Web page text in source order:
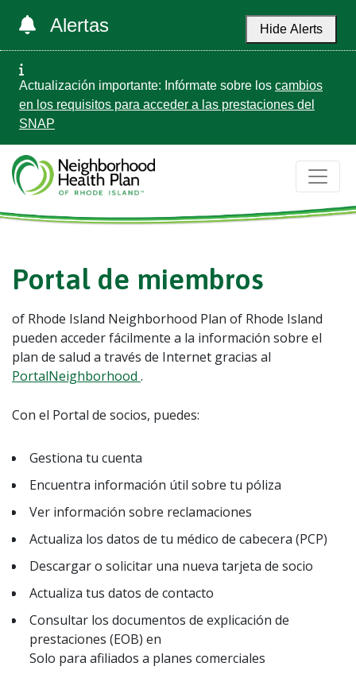
Alertas Hide Alerts
Actualización importante: Infórmate sobre los cambios
en los requisitos para acceder a las prestaciones del
SNAP
Portal de miembros
of Rhode Island Neighborhood Plan of Rhode Island
pueden acceder fácilmente a la información sobre el
plan de salud a través de Internet gracias al
PortalNeighborhood .
Con el Portal de socios, puedes:
Gestiona tu cuenta
Encuentra información útil sobre tu póliza
Ver información sobre reclamaciones
Actualiza los datos de tu médico de cabecera (PCP)
Descargar o solicitar una nueva tarjeta de socio
Actualiza tus datos de contacto
Consultar los documentos de explicación de
prestaciones (EOB) en
Solo para afiliados a planes comerciales